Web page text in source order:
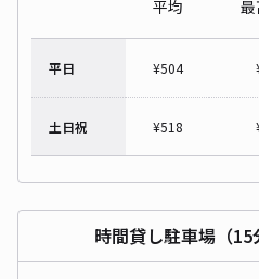
平均
平日 ¥504
土日祝 ¥518
時間貸し駐車場（15